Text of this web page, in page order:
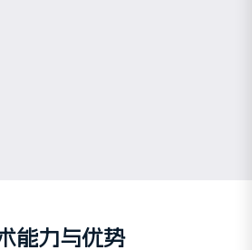
能力与优势